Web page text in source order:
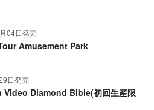
04日発売
Amusement Park
日発売
Diamond Bible(初回生産限